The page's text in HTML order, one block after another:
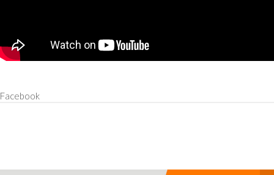
Facebook